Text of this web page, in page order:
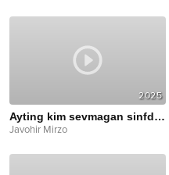
2025
Ayting kim sevmagan sinfdoshini
Javohir Mirzo